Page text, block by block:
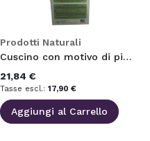
Prodotti Naturali
Cuscino con motivo di pino cembro altoatesino (grande) 40 x 40 cm
21,84 €
17,90 €
Aggiungi al Carrello